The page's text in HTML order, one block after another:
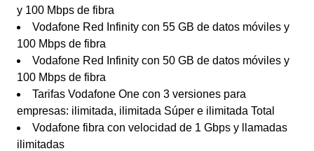
y 100 Mbps de fibra
Vodafone Red Infinity con 55 GB de datos móviles y
100 Mbps de fibra
Vodafone Red Infinity con 50 GB de datos móviles y
100 Mbps de fibra
Tarifas Vodafone One con 3 versiones para
empresas: ilimitada, ilimitada Súper e ilimitada Total
Vodafone fibra con velocidad de 1 Gbps y llamadas
ilimitadas